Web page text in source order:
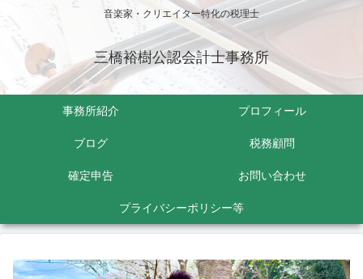
音楽家・クリエイター特化の税理士
三橋裕樹公認会計士事務所
事務所紹介 プロフィール
ブログ 税務顧問
確定申告 お問い合わせ
プライバシーポリシー等